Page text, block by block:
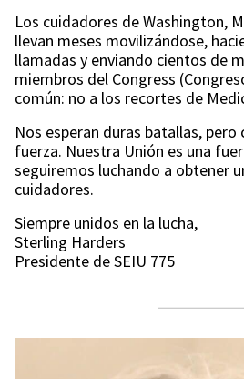
Los cuidadores de Washington,
llevan meses movilizándose,
llamadas y enviando cientos de
miembros del Congress
común: no a los recortes de
Nos esperan duras batallas,
fuerza. Nuestra Unión es una
seguiremos luchando a obtener
cuidadores.
Siempre unidos en la lucha,
Sterling Harders
Presidente de SEIU 775